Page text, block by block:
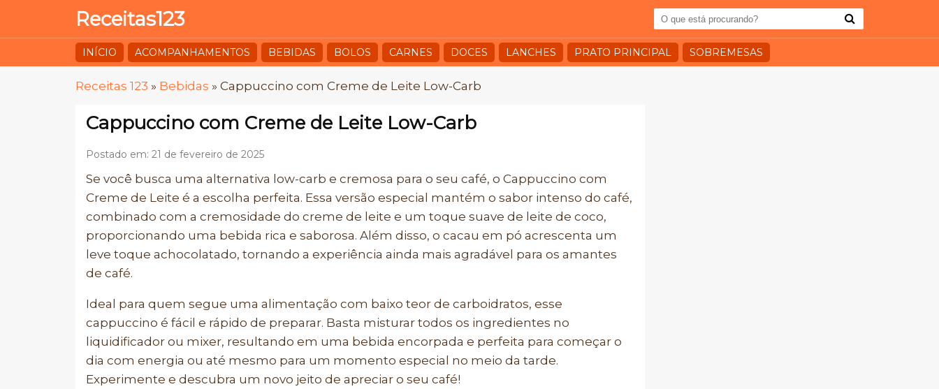
Receitas123
INÍCIO ACOMPANHAMENTOS BEBIDAS BOLOS CARNES DOCES LANCHES PRATO PRINCIPAL SOBREMESAS
Receitas 123 » Bebidas » Cappuccino com Creme de Leite Low-Carb
Cappuccino com Creme de Leite Low-Carb
Postado em: 21 de fevereiro de 2025
Se você busca uma alternativa low-carb e cremosa para o seu café, o Cappuccino com
Creme de Leite é a escolha perfeita. Essa versão especial mantém o sabor intenso do café,
combinado com a cremosidade do creme de leite e um toque suave de leite de coco,
proporcionando uma bebida rica e saborosa. Além disso, o cacau em pó acrescenta um
leve toque achocolatado, tornando a experiência ainda mais agradável para os amantes
de café.
Ideal para quem segue uma alimentação com baixo teor de carboidratos, esse
cappuccino é fácil e rápido de preparar. Basta misturar todos os ingredientes no
liquidificador ou mixer, resultando em uma bebida encorpada e perfeita para começar o
dia com energia ou até mesmo para um momento especial no meio da tarde.
Experimente e descubra um novo jeito de apreciar o seu café!